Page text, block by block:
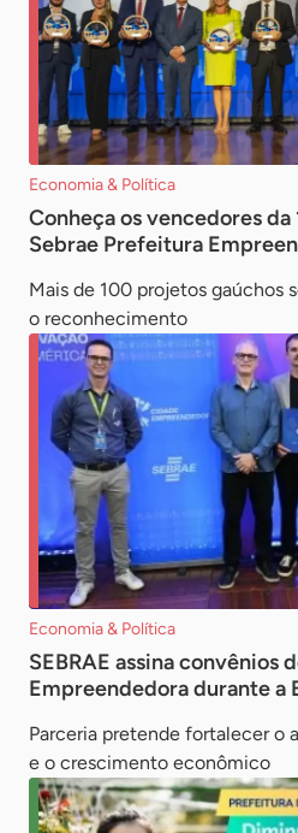
Economia & Política
Conheça os vencedores da
Sebrae Prefeitura
Mais de 100 projetos gaúchos
o reconhecimento
Economia & Política
SEBRAE assina convênios
Empreendedora durante
Parceria pretende fortalecer o
e o crescimento econômico